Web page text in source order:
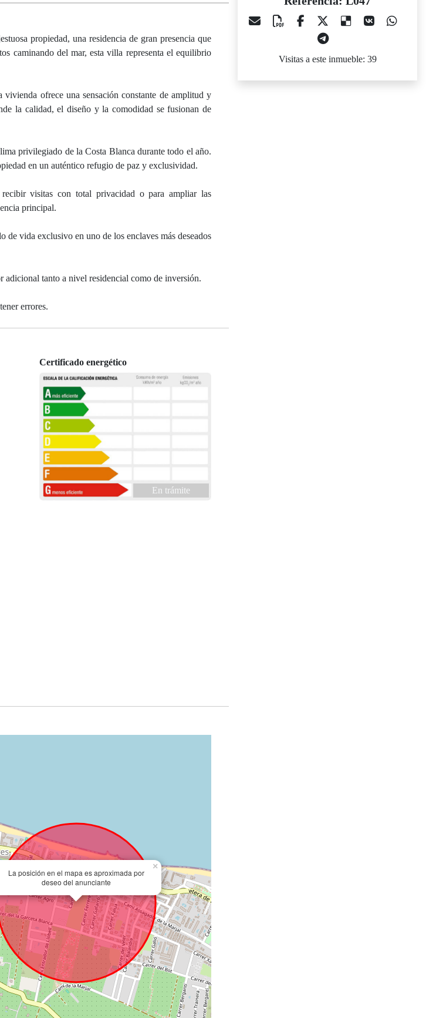
propiedad, una residencia de gran presencia que
caminando del mar, esta villa representa el equilibrio
ofrece una sensación constante de amplitud y
la calidad, el diseño y la comodidad se fusionan de
privilegiado de la Costa Blanca durante todo el año.
en un auténtico refugio de paz y exclusividad.
visitas con total privacidad o para ampliar las
principal.
de vida exclusivo en uno de los enclaves más deseados
tanto a nivel residencial como de inversión.
errores.
Certificado energético
En trámite
La posición en el mapa es aproximada por
deseo del anunciante
×
Visitas a este inmueble: 39